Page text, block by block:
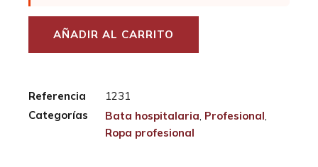
AÑADIR AL CARRITO
Referencia
1231
Categorías
Bata hospitalaria, Profesional,
Ropa profesional